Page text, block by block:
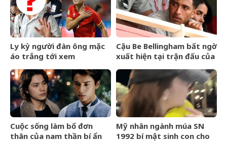
Ly kỳ người đàn ông mặc
áo trắng tới xem
giúp ĐTVN thăng hoa tại
AFF Cup 2026
Cậu Be Bellingham bất ngờ
xuất hiện tại trận đấu của
Cuộc sống làm bố đơn
thân của nam thần bí ẩn
Mỹ nhân ngành múa SN
1992 bí mật sinh con cho